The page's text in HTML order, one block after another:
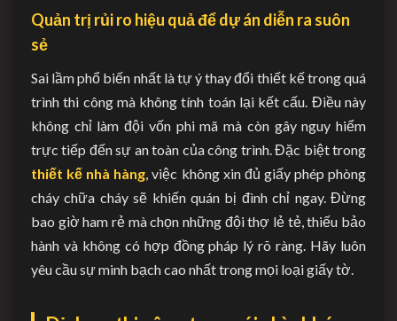
Quản trị rủi ro hiệu quả để dự án diễn ra suôn
sẻ
Sai lầm phổ biến nhất là tự ý thay đổi thiết kế trong quá
trình thi công mà không tính toán lại kết cấu. Điều này
không chỉ làm đội vốn phi mã mà còn gây nguy hiểm
trực tiếp đến sự an toàn của công trình. Đặc biệt trong
thiết kế nhà hàng, việc không xin đủ giấy phép phòng
cháy chữa cháy sẽ khiến quán bị đình chỉ ngay. Đừng
bao giờ ham rẻ mà chọn những đội thợ lẻ tẻ, thiếu bảo
hành và không có hợp đồng pháp lý rõ ràng. Hãy luôn
yêu cầu sự minh bạch cao nhất trong mọi loại giấy tờ.